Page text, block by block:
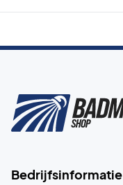
Bedrijfsinformatie